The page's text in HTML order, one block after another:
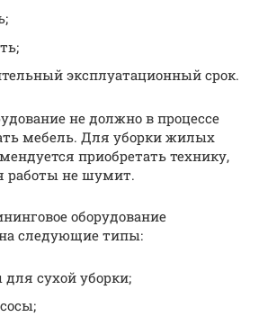
эксплуатационный срок.
не должно в процессе
мебель. Для уборки жилых
приобретать технику,
работы не шумит.
оборудование
следующие типы:
сухой уборки;